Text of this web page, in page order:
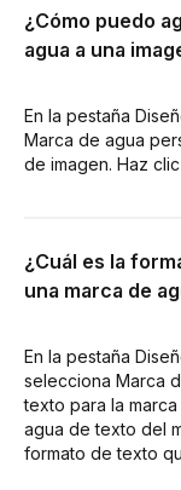
¿Cómo puedo
agua a una
En la pestaña
Marca de agua
de imagen. Haz
¿Cuál es la
una marca de
En la pestaña
selecciona Marca
texto para la
agua de texto del
formato de texto